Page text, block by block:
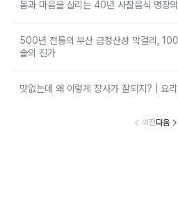
몸과 마음을 살리는 40년 사찰음식 명장
500년 전통의 부산 금정산성 막걸리,
술의 진가
맛없는데 왜 이렇게 장사가 잘되지? | 요
이전다음